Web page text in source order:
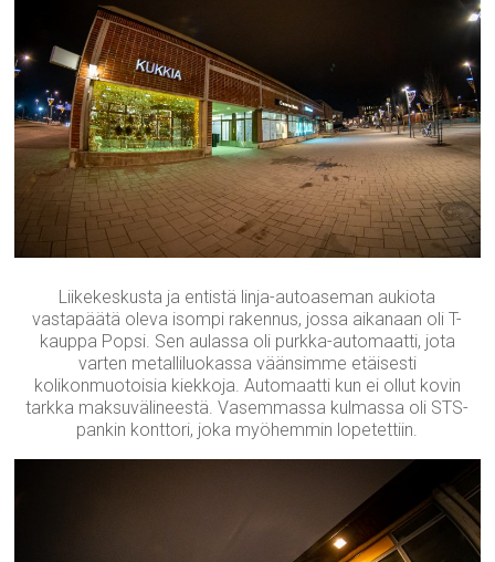
Liikekeskusta ja entistä linja-autoaseman aukiota
vastapäätä oleva isompi rakennus, jossa aikanaan oli T-
kauppa Popsi. Sen aulassa oli purkka-automaatti, jota
varten metalliluokassa väänsimme etäisesti
kolikonmuotoisia kiekkoja. Automaatti kun ei ollut kovin
tarkka maksuvälineestä. Vasemmassa kulmassa oli STS-
pankin konttori, joka myöhemmin lopetettiin.